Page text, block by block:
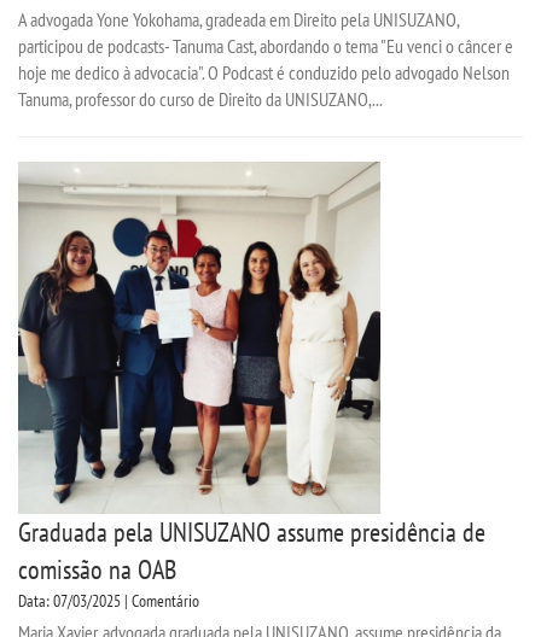
A advogada Yone Yokohama, gradeada em Direito pela UNISUZANO,
participou de podcasts- Tanuma Cast, abordando o tema "Eu venci o câncer e
hoje me dedico à advocacia". O Podcast é conduzido pelo advogado Nelson
Tanuma, professor do curso de Direito da UNISUZANO,...
Graduada pela UNISUZANO assume presidência de
comissão na OAB
Data: 07/03/2025 | Comentário